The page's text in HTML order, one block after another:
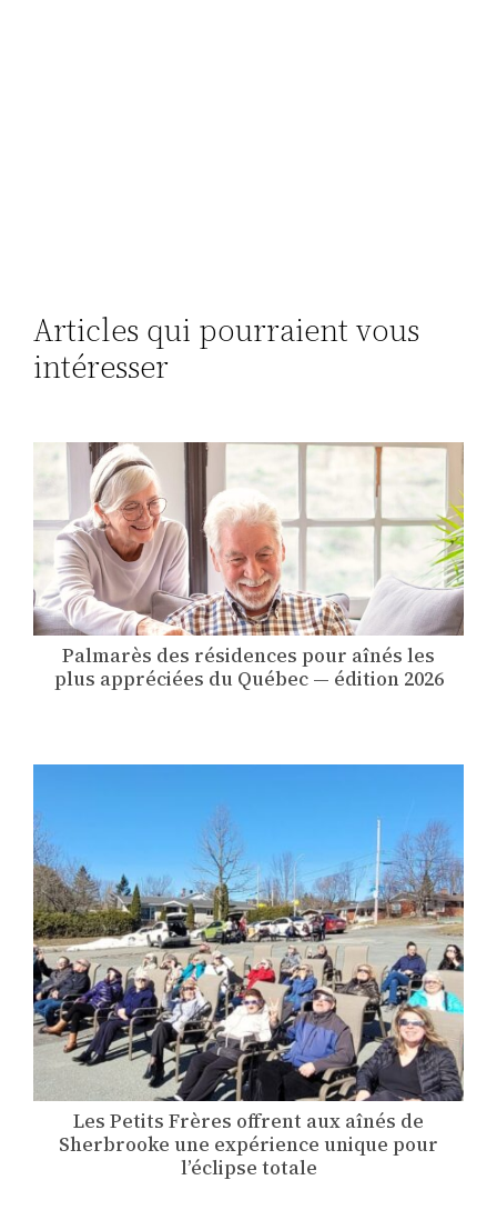
Articles qui pourraient vous
intéresser
Palmarès des résidences pour aînés les
plus appréciées du Québec — édition 2026
Les Petits Frères offrent aux aînés de
Sherbrooke une expérience unique pour
l’éclipse totale